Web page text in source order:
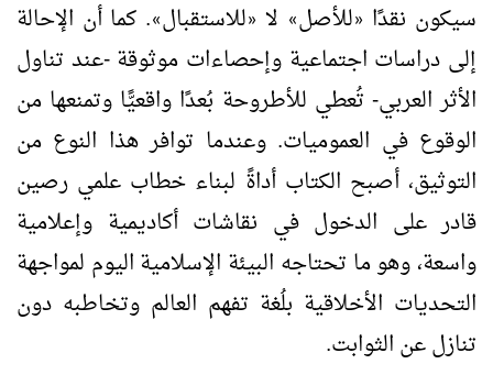
سيكون نقدًا «للأصل» لا «للاستقبال». كما أن الإحالة
إلى دراسات اجتماعية وإحصاءات موثوقة -عند تناول
الأثر العربي- تُعطي للأطروحة بُعدًا واقعيًّا وتمنعها من
الوقوع في العموميات. وعندما توافر هذا النوع من
التوثيق، أصبح الكتاب أداةً لبناء خطاب علمي رصين
قادر على الدخول في نقاشات أكاديمية وإعلامية
واسعة، وهو ما تحتاجه البيئة الإسلامية اليوم لمواجهة
التحديات الأخلاقية بلُغة تفهم العالم وتخاطبه دون
تنازل عن الثوابت.